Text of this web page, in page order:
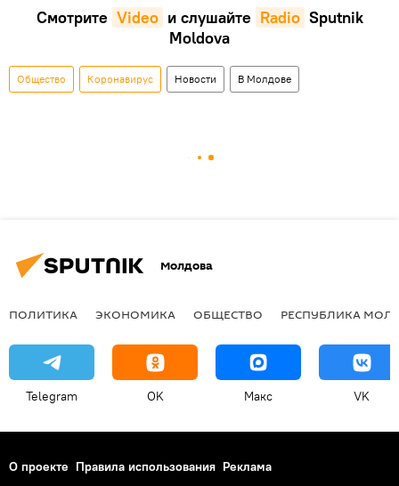
Смотрите Video и слушайте Radio Sputnik
Moldova
Общество Коронавирус Новости В Молдове
Молдова
ПОЛИТИКА ЭКОНОМИКА ОБЩЕСТВО РЕСПУБЛИКА
Telegram OK Макс VK
О проекте Правила использования Реклама